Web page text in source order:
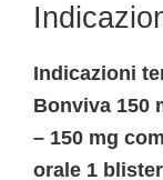
Indicazioni
Bonviva 150
– 150 mg
orale 1